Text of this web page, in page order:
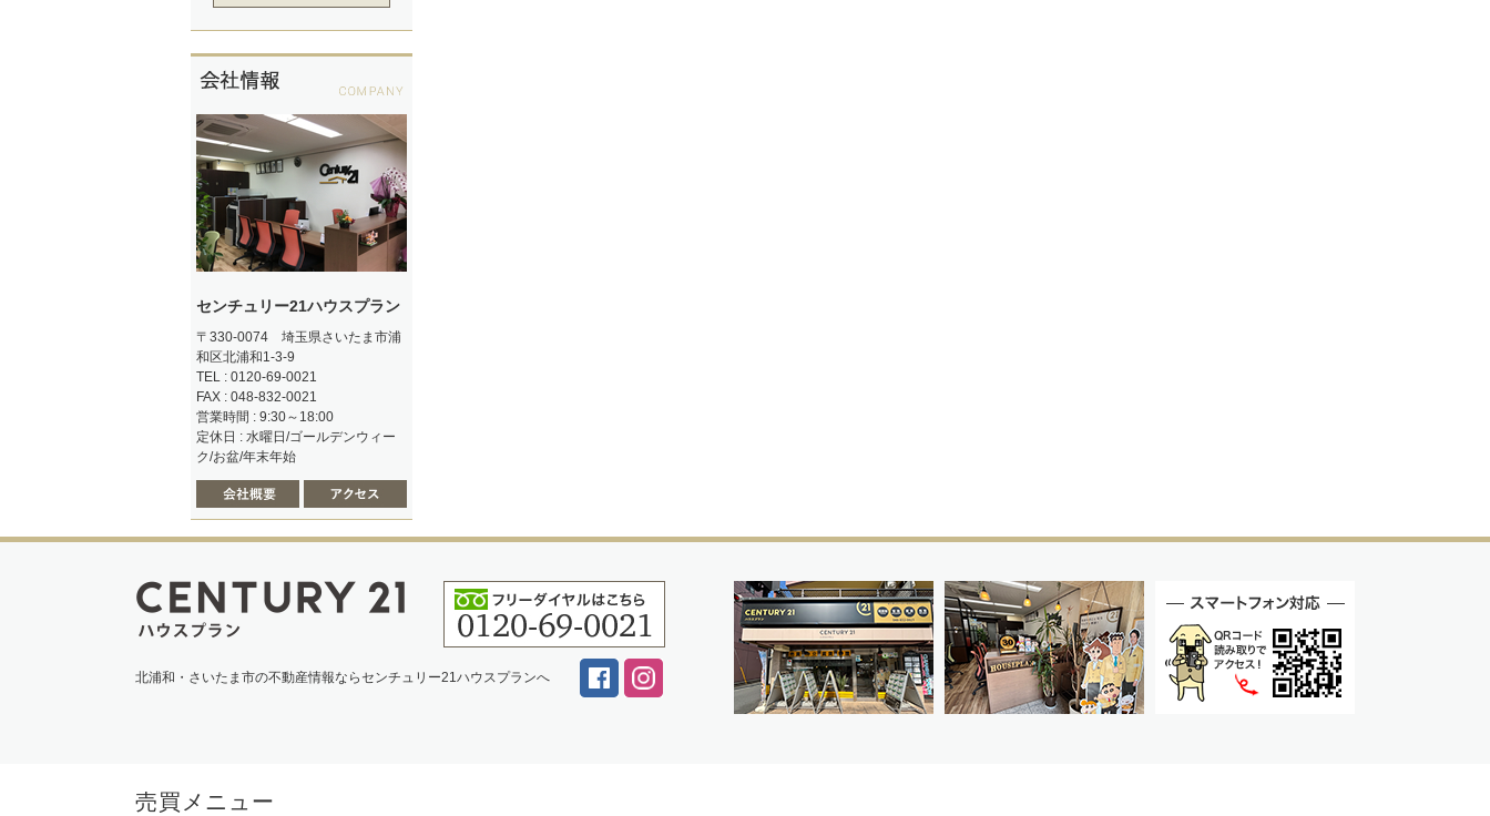
センチュリー21ハウスプラン
〒330-0074 埼玉県さいたま市浦
和区北浦和1-3-9
TEL : 0120-69-0021
FAX : 048-832-0021
営業時間 : 9:30～18:00
定休日 : 水曜日/ゴールデンウィー
ク/お盆/年末年始
北浦和・さいたま市の不動産情報ならセンチュリー21ハウスプランへ
売買メニュー